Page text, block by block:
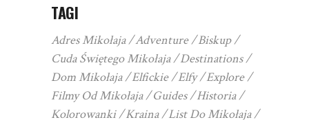
TAGI
Adres Mikołaja Adventure
Biskup
Cuda Świętego Mikołaja
Destinations
Dom Mikołaja
Elfickie Elfy
Explore
Filmy Od Mikołaja
Guides
Historia
Kolorowanki
Kraina
List Do Mikołaja